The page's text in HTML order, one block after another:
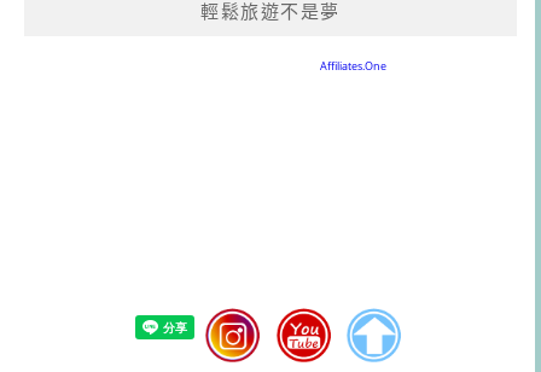
輕鬆旅遊不是夢